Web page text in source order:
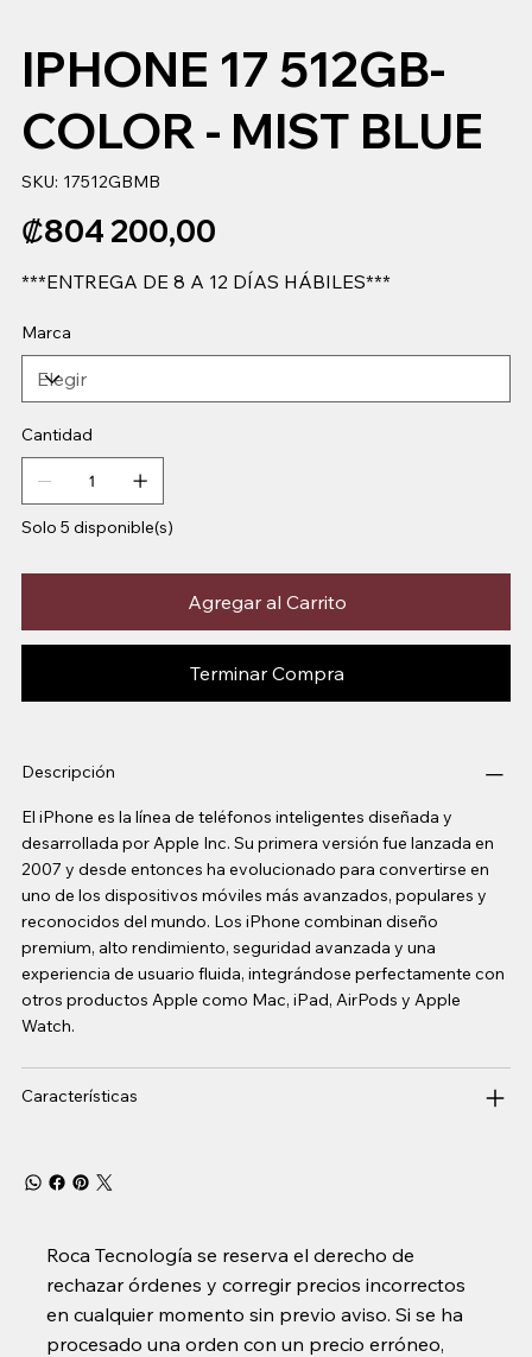
IPHONE 17 512GB-
COLOR - MIST BLUE
SKU: SKU
17512GBMB
17512GBMB
Precio
₡804 200,00
***ENTREGA DE 8 A 12 DÍAS HÁBILES***
Marca
Cantidad
Solo 5 disponible(s)
Agregar al Carrito
Terminar Compra
Descripción
El iPhone es la línea de teléfonos inteligentes diseñada y
desarrollada por Apple Inc. Su primera versión fue lanzada en
2007 y desde entonces ha evolucionado para convertirse en
uno de los dispositivos móviles más avanzados, populares y
reconocidos del mundo. Los iPhone combinan diseño
premium, alto rendimiento, seguridad avanzada y una
experiencia de usuario fluida, integrándose perfectamente con
otros productos Apple como Mac, iPad, AirPods y Apple
Watch.
Características
Roca Tecnología se reserva el derecho de
rechazar órdenes y corregir precios incorrectos
en cualquier momento sin previo aviso. Si se ha
procesado una orden con un precio erróneo,